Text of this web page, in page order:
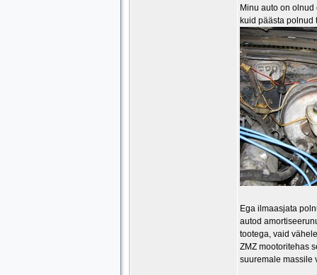
Minu auto on
kuid päästa polnud
Ega ilmaasjata
autod
tootega, vaid
ZMZ mootoritehas
suuremale massile